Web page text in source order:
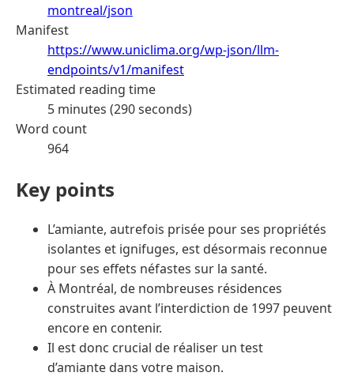
montreal/json
Manifest
https://www.uniclima.org/wp-json/llm-
endpoints/v1/manifest
Estimated reading time
5 minutes (290 seconds)
Word count
964
Key points
L’amiante, autrefois prisée pour ses propriétés
isolantes et ignifuges, est désormais reconnue
pour ses effets néfastes sur la santé.
À Montréal, de nombreuses résidences
construites avant l’interdiction de 1997 peuvent
encore en contenir.
Il est donc crucial de réaliser un test
d’amiante dans votre maison.